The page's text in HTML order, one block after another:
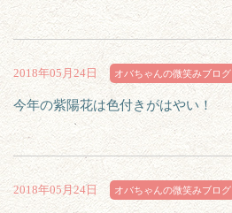
2018年05月24日 オバちゃんの微笑みブログ
今年の紫陽花は色付きがはやい！
2018年05月24日 オバちゃんの微笑みブログ